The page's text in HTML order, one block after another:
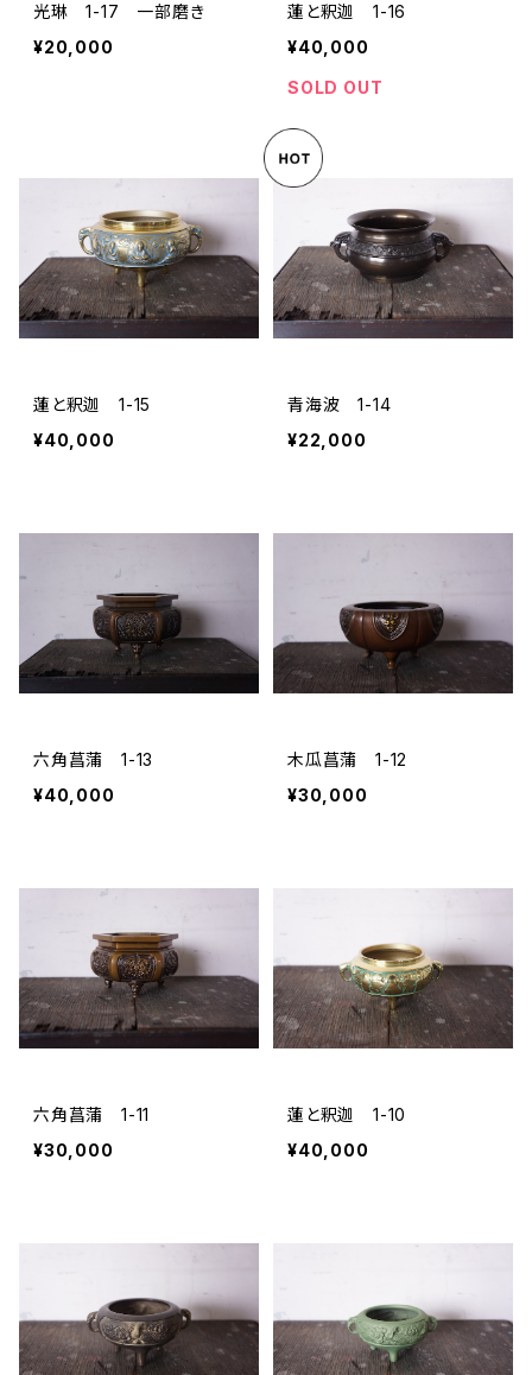
光琳 1-17 一部磨き
¥20,000
蓮と釈迦 1-16
¥40,000
SOLD OUT
蓮と釈迦 1-15
¥40,000
青海波 1-14
¥22,000
六角菖蒲 1-13
¥40,000
木瓜菖蒲 1-12
¥30,000
六角菖蒲 1-11
¥30,000
蓮と釈迦 1-10
¥40,000